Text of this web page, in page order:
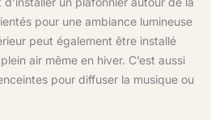
pour une ambiance lumineuse
peut également être installé
air même en hiver. C’est aussi
pour diffuser la musique ou